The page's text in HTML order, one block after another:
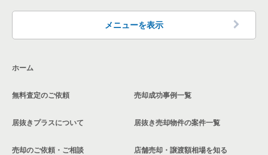
メニューを表示
ホーム
無料査定のご依頼
居抜きプラスについて
売却のご依頼・ご相談
売却成功事例一覧
居抜き売却物件の案件一覧
店舗売却・譲渡額相場を知る